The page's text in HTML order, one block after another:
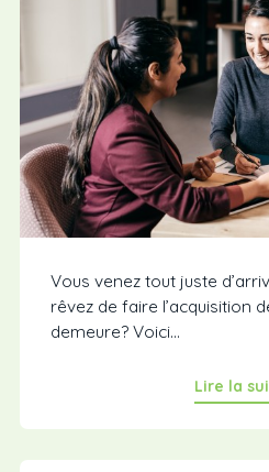
Vous venez tout juste
rêvez de faire l’acquisition
demeure? Voici...
Lire la